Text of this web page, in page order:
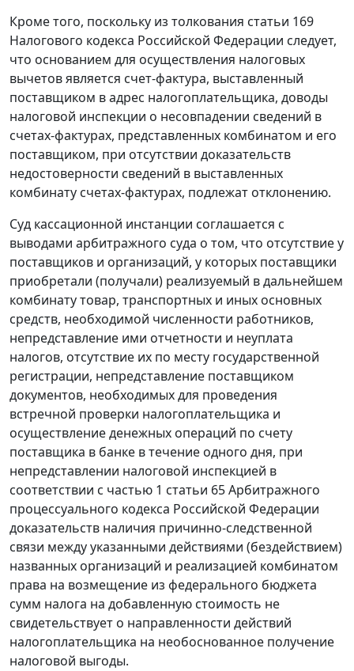
Кроме того, поскольку из толкования статьи 169
Налогового кодекса Российской Федерации следует,
что основанием для осуществления налоговых
вычетов является счет-фактура, выставленный
поставщиком в адрес налогоплательщика, доводы
налоговой инспекции о несовпадении сведений в
счетах-фактурах, представленных комбинатом и его
поставщиком, при отсутствии доказательств
недостоверности сведений в выставленных
комбинату счетах-фактурах, подлежат отклонению.
Суд кассационной инстанции соглашается с
выводами арбитражного суда о том, что отсутствие у
поставщиков и организаций, у которых поставщики
приобретали (получали) реализуемый в дальнейшем
комбинату товар, транспортных и иных основных
средств, необходимой численности работников,
непредставление ими отчетности и неуплата
налогов, отсутствие их по месту государственной
регистрации, непредставление поставщиком
документов, необходимых для проведения
встречной проверки налогоплательщика и
осуществление денежных операций по счету
поставщика в банке в течение одного дня, при
непредставлении налоговой инспекцией в
соответствии с частью 1 статьи 65Арбитражного
процессуального кодекса Российской Федерации
доказательств наличия причинно-следственной
связи между указанными действиями (бездействием)
названных организаций и реализацией комбинатом
права на возмещение из федерального бюджета
сумм налога на добавленную стоимость не
свидетельствует о направленности действий
налогоплательщика на необоснованное получение
налоговой выгоды.